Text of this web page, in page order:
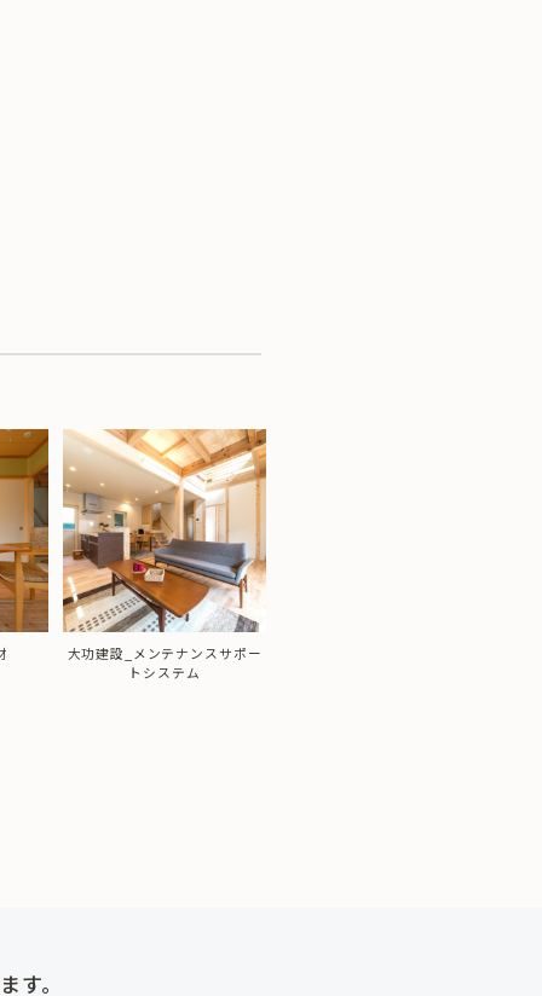
大功建設_メンテナンスサポー
トシステム
す。